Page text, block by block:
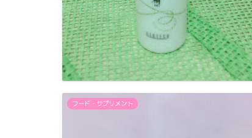
フード・サプリメント